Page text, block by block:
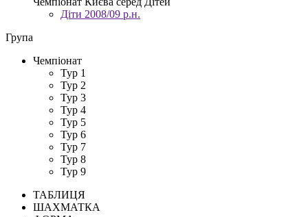
Діти 2008/09 р.н.
Група
Чемпіонат
Тур 1
Тур 2
Тур 3
Тур 4
Тур 5
Тур 6
Тур 7
Тур 8
Тур 9
ТАБЛИЦЯ
ШАХМАТКА